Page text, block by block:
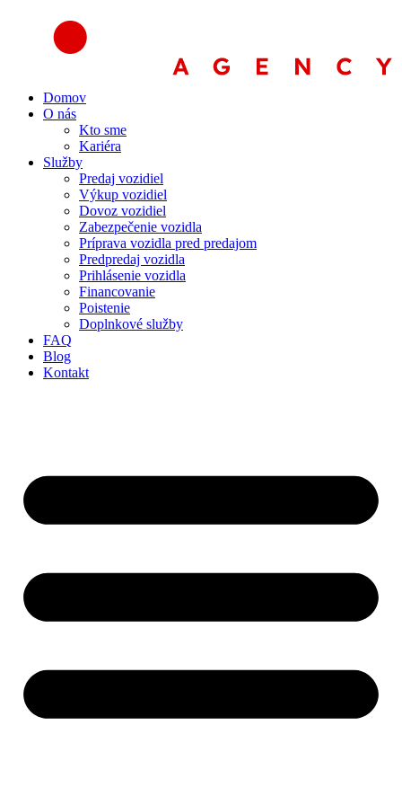
Domov
O nás
Kto sme
Kariéra
Služby
Predaj vozidiel
Výkup vozidiel
Dovoz vozidiel
Zabezpečenie vozidla
Príprava vozidla pred predajom
Predpredaj vozidla
Prihlásenie vozidla
Financovanie
Poistenie
Doplnkové služby
FAQ
Blog
Kontakt